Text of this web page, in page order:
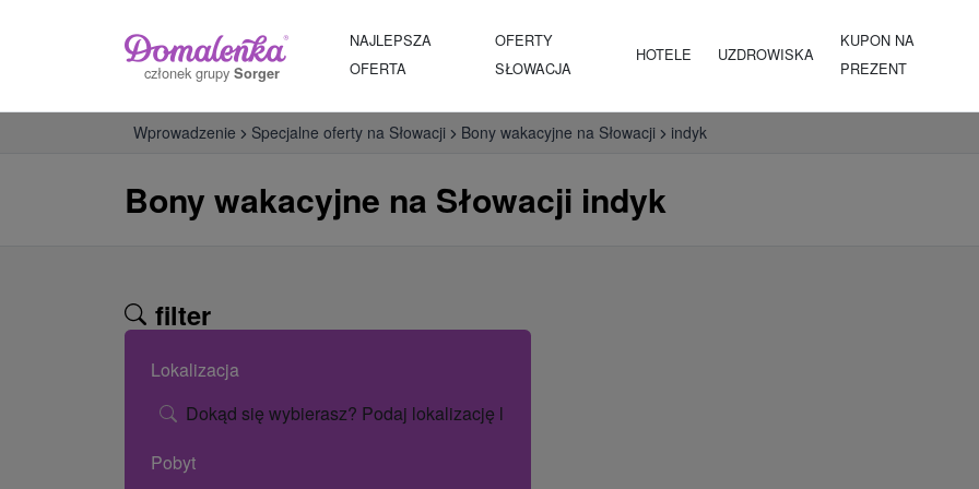
członek grupy Sorger
NAJLEPSZA
OFERTA
OFERTY
SŁOWACJA
HOTELE UZDROWISKA
KUPON NA
PREZENT
Wprowadzenie Specjalne oferty na Słowacji Bony wakacyjne na Słowacji indyk
Bony wakacyjne na Słowacji indyk
filter
Lokalizacja
Dokąd się wybierasz? Podaj lokalizację lub nazwę hotelu.
Pobyt